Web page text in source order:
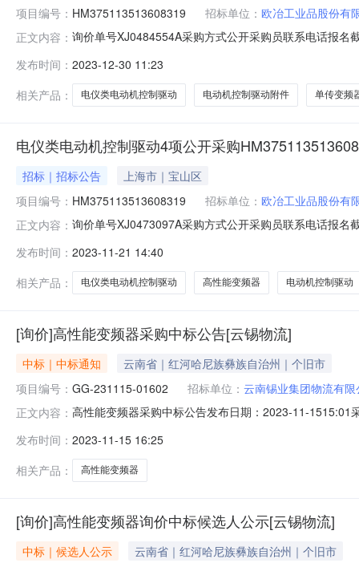
项目编号： HM375113513608319 招标单位： 欧冶工业品股份有
正文内容： 询价单号XJ0484554A采购方式公开采购员联系电话报
单传变频器电动机控制驱动;型号规格:MD880-01S-
发布时间： 2023-12-30 11:23
相关产品：
电仪类电动机控制驱动 电动机控制驱动附件 单传变频
电仪类电动机控制驱动4项公开采购
招标｜招标公告
上海市｜宝山区
项目编号： HM375113513608319 招标单位： 欧冶工业品股份有
正文内容： 询价单号XJ0473097A采购方式公开采购员联系电话报
驱动;型号规格:EC570-4HXX-253A,132kw4.0piece2024-
发布时间： 2023-11-21 14:40
相关产品：
电仪类电动机控制驱动 高性能变频器 电动机控制驱动
[询价]高性能变频器采购中标公告[云锡物流]
中标｜中标通知
云南省｜红河哈尼族彝族自治州｜个旧市
项目编号： GG-231115-01602 招标单位： 云南锡业集团物流有限
正文内容： 高性能变频器采购中标公告发布日期：2023-11-
序号供应商名称排名1云南智峻宇机电设备有限公司12
发布时间： 2023-11-15 16:25
相关产品：
高性能变频器
[询价]高性能变频器询价中标候选人公示[云锡物流]
中标｜候选人公示
云南省｜红河哈尼族彝族自治州｜个旧市